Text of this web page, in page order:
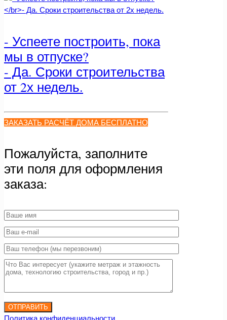
- Успеете построить, пока
мы в отпуске?
- Да. Сроки строительства
от 2х недель.
ЗАКАЗАТЬ РАСЧЁТ ДОМА БЕСПЛАТНО
Пожалуйста, заполните
эти поля для оформления
заказа:
Политика конфиденциальности